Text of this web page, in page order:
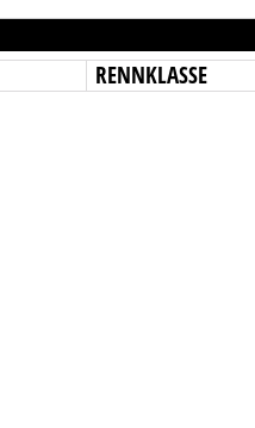
RENNKLASSE